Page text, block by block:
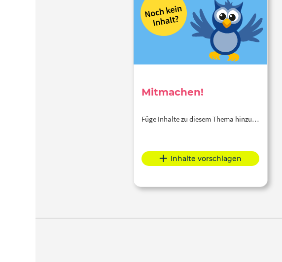
Mitmachen!
Füge Inhalte zu diesem Thema hinzu…
Inhalte vorschlagen